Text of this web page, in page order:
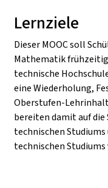
Lernziele
Dieser MOOC soll
Mathematik frühzeitig
technische
eine Wiederholung,
Oberstufen-
bereiten damit auf die
technischen
technischen Studiums